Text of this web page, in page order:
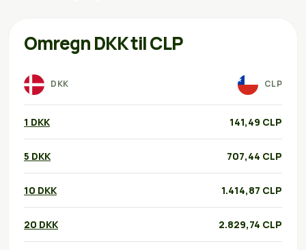
Omregn DKK til CLP
DKK CLP
1 DKK 141,49 CLP
5 DKK 707,44 CLP
10 DKK 1.414,87 CLP
20 DKK 2.829,74 CLP